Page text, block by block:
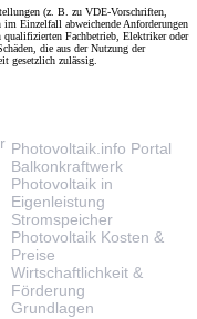
(z. B. zu VDE-Vorschriften,
Einzelfall abweichende Anforderungen
Fachbetrieb, Elektriker oder
die aus der Nutzung der
gesetzlich zulässig.
Photovoltaik.info Portal
Balkonkraftwerk
Photovoltaik in
Eigenleistung
Stromspeicher
Photovoltaik Kosten &
Preise
Wirtschaftlichkeit &
Förderung
Grundlagen